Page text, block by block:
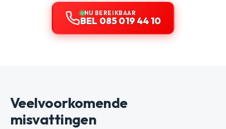
NU BEREIKBAAR
BEL 085 019 44 10
Veelvoorkomende
misvattingen